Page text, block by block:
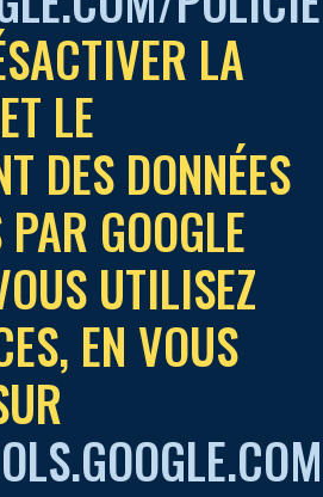
LA
LE
DES DONNÉES
PAR GOOGLE
UTILISEZ
EN VOUS